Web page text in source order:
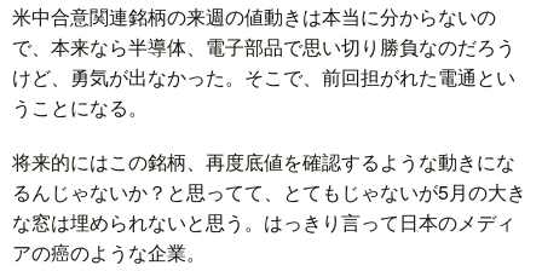
米中合意関連銘柄の来週の値動きは本当に分からないの
で、本来なら半導体、電子部品で思い切り勝負なのだろう
けど、勇気が出なかった。そこで、前回担がれた電通とい
うことになる。
将来的にはこの銘柄、再度底値を確認するような動きにな
るんじゃないか？と思ってて、とてもじゃないが5月の大き
な窓は埋められないと思う。はっきり言って日本のメディ
アの癌のような企業。